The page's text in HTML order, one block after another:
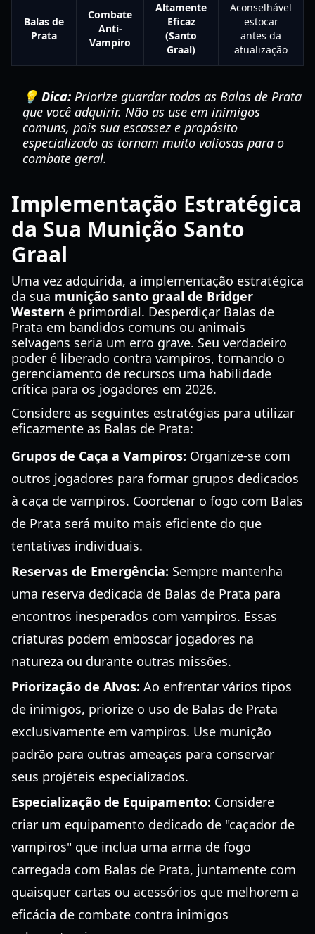
Balas de
Prata
Combate
Anti-
Vampiro
Altamente
Eficaz
(Santo
Graal)
Aconselhável
estocar
antes da
atualização
💡 Dica: Priorize guardar todas as Balas de Prata
que você adquirir. Não as use em inimigos
comuns, pois sua escassez e propósito
especializado as tornam muito valiosas para o
combate geral.
Implementação Estratégica
da Sua Munição Santo
Graal
Uma vez adquirida, a implementação estratégica
da sua munição santo graal de Bridger
Western é primordial. Desperdiçar Balas de
Prata em bandidos comuns ou animais
selvagens seria um erro grave. Seu verdadeiro
poder é liberado contra vampiros, tornando o
gerenciamento de recursos uma habilidade
crítica para os jogadores em 2026.
Considere as seguintes estratégias para utilizar
eficazmente as Balas de Prata:
Grupos de Caça a Vampiros: Organize-se com
outros jogadores para formar grupos dedicados
à caça de vampiros. Coordenar o fogo com Balas
de Prata será muito mais eficiente do que
tentativas individuais.
Reservas de Emergência: Sempre mantenha
uma reserva dedicada de Balas de Prata para
encontros inesperados com vampiros. Essas
criaturas podem emboscar jogadores na
natureza ou durante outras missões.
Priorização de Alvos: Ao enfrentar vários tipos
de inimigos, priorize o uso de Balas de Prata
exclusivamente em vampiros. Use munição
padrão para outras ameaças para conservar
seus projéteis especializados.
Especialização de Equipamento: Considere
criar um equipamento dedicado de "caçador de
vampiros" que inclua uma arma de fogo
carregada com Balas de Prata, juntamente com
quaisquer cartas ou acessórios que melhorem a
eficácia de combate contra inimigos